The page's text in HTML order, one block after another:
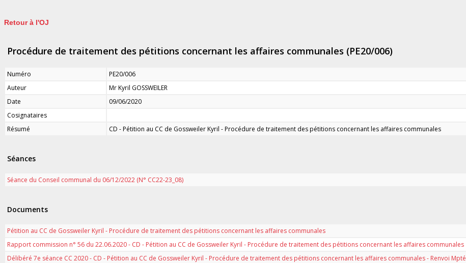
Retour à l'OJ
Procédure de traitement des pétitions concernant les affaires communales (PE20/006)
Numéro
PE20/006
Auteur
Mr Kyril GOSSWEILER
Date
09/06/2020
Cosignataires
Résumé
CD - Pétition au CC de Gossweiler Kyril - Procédure de traitement des pétitions concernant les affaires communales
Séances
Séance du Conseil communal du 06/12/2022 (N° CC22-23_08)
Documents
Pétition au CC de Gossweiler Kyril - Procédure de traitement des pétitions concernant les affaires communales
Rapport commission n° 56 du 22.06.2020 - CD - Pétition au CC de Gossweiler Kyril - Procédure de traitement des pétitions concernant les affaires communales
Délibéré 7e séance CC 2020 - CD - Pétition au CC de Gossweiler Kyril - Procédure de traitement des pétitions concernant les affaires communales - Renvoi Mpté